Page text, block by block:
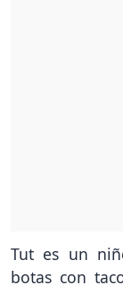
Tut es un
botas con